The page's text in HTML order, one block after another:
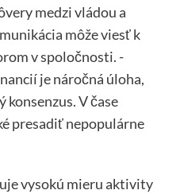
medzi vládou a
môže viesť k
v spoločnosti. -
je náročná úloha,
V čase
presadiť nepopulárne
vysokú mieru aktivity